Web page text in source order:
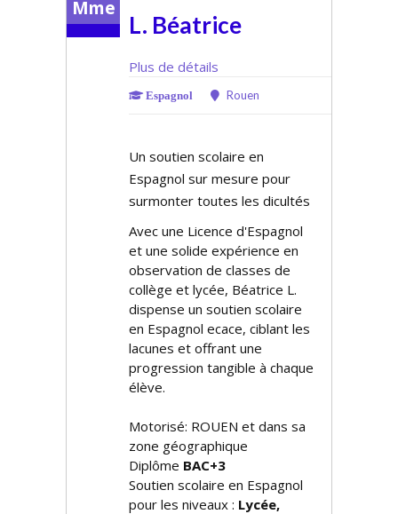
Mme
L. Béatrice
Plus de détails
Espagnol Rouen
Un soutien scolaire en
Espagnol sur mesure pour
surmonter toutes les difficultés
Avec une Licence d'Espagnol
et une solide expérience en
observation de classes de
collège et lycée, Béatrice L.
dispense un soutien scolaire
en Espagnol efficace, ciblant les
lacunes et offrant une
progression tangible à chaque
élève.
Motorisé: ROUEN et dans sa
zone géographique
Diplôme BAC+3
Soutien scolaire en Espagnol
pour les niveaux : Lycée,